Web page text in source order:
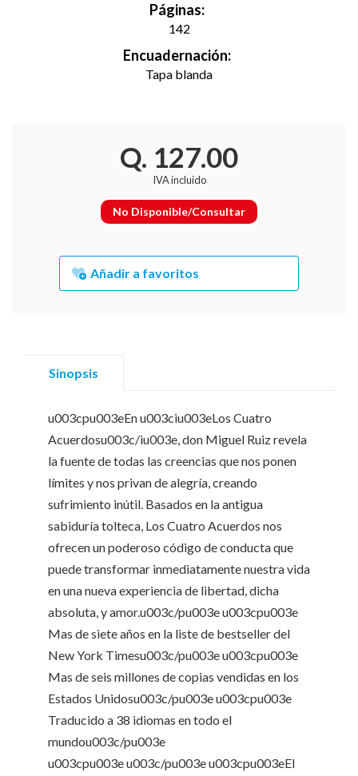
Páginas:
142
Encuadernación:
Tapa blanda
Q. 127.00
IVA incluido
No Disponible/Consultar
Añadir a favoritos
Sinopsis
u003cpu003eEn u003ciu003eLos Cuatro
Acuerdosu003c/iu003e, don Miguel Ruiz revela
la fuente de todas las creencias que nos ponen
límites y nos privan de alegría, creando
sufrimiento inútil. Basados en la antigua
sabiduría tolteca, Los Cuatro Acuerdos nos
ofrecen un poderoso código de conducta que
puede transformar inmediatamente nuestra vida
en una nueva experiencia de libertad, dicha
absoluta, y amor.u003c/pu003e u003cpu003e
Mas de siete años en la liste de bestseller del
New York Timesu003c/pu003e u003cpu003e
Mas de seis millones de copias vendidas en los
Estados Unidosu003c/pu003e u003cpu003e
Traducido a 38 idiomas en todo el
mundou003c/pu003e
u003cpu003e u003c/pu003e u003cpu003eEl